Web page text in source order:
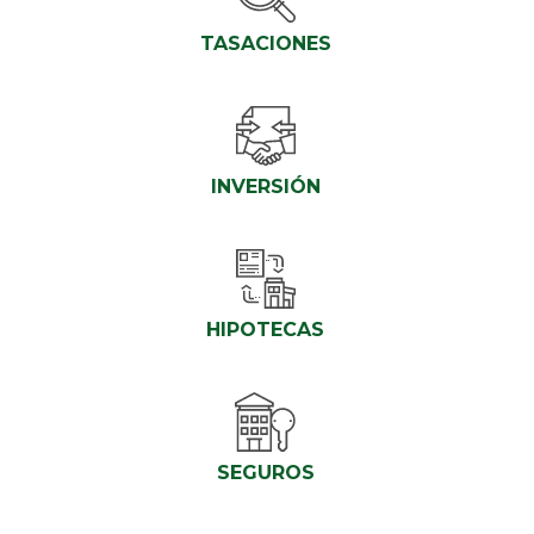
TASACIONES
INVERSIÓN
HIPOTECAS
SEGUROS